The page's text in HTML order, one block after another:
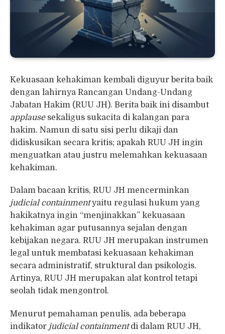
Kekuasaan kehakiman kembali diguyur berita baik
dengan lahirnya Rancangan Undang-Undang
Jabatan Hakim (RUU JH). Berita baik ini disambut
applausesekaligus sukacita di kalangan para
hakim. Namun di satu sisi perlu dikaji dan
didiskusikan secara kritis; apakah RUU JH ingin
menguatkan atau justru melemahkan kekuasaan
kehakiman.
Dalam bacaan kritis, RUU JH mencerminkan
judicial containmentyaitu regulasi hukum yang
hakikatnya ingin “menjinakkan” kekuasaan
kehakiman agar putusannya sejalan dengan
kebijakan negara. RUU JH merupakan instrumen
legal untuk membatasi kekuasaan kehakiman
secara administratif, struktural dan psikologis.
Artinya, RUU JH merupakan alat kontrol tetapi
seolah tidak mengontrol.
Menurut pemahaman penulis, ada beberapa
indikator judicial containmentdi dalam RUU JH,